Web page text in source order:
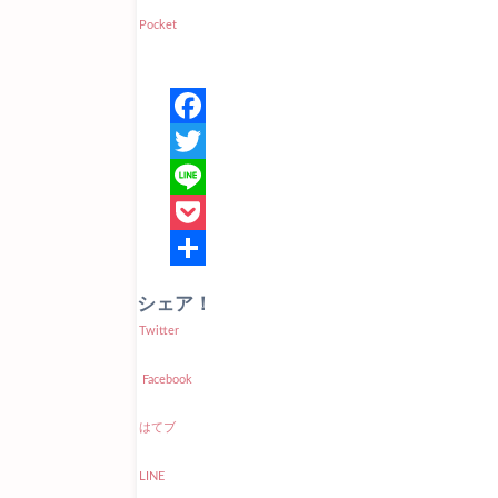
Pocket
シェア！
Twitter
Facebook
はてブ
LINE